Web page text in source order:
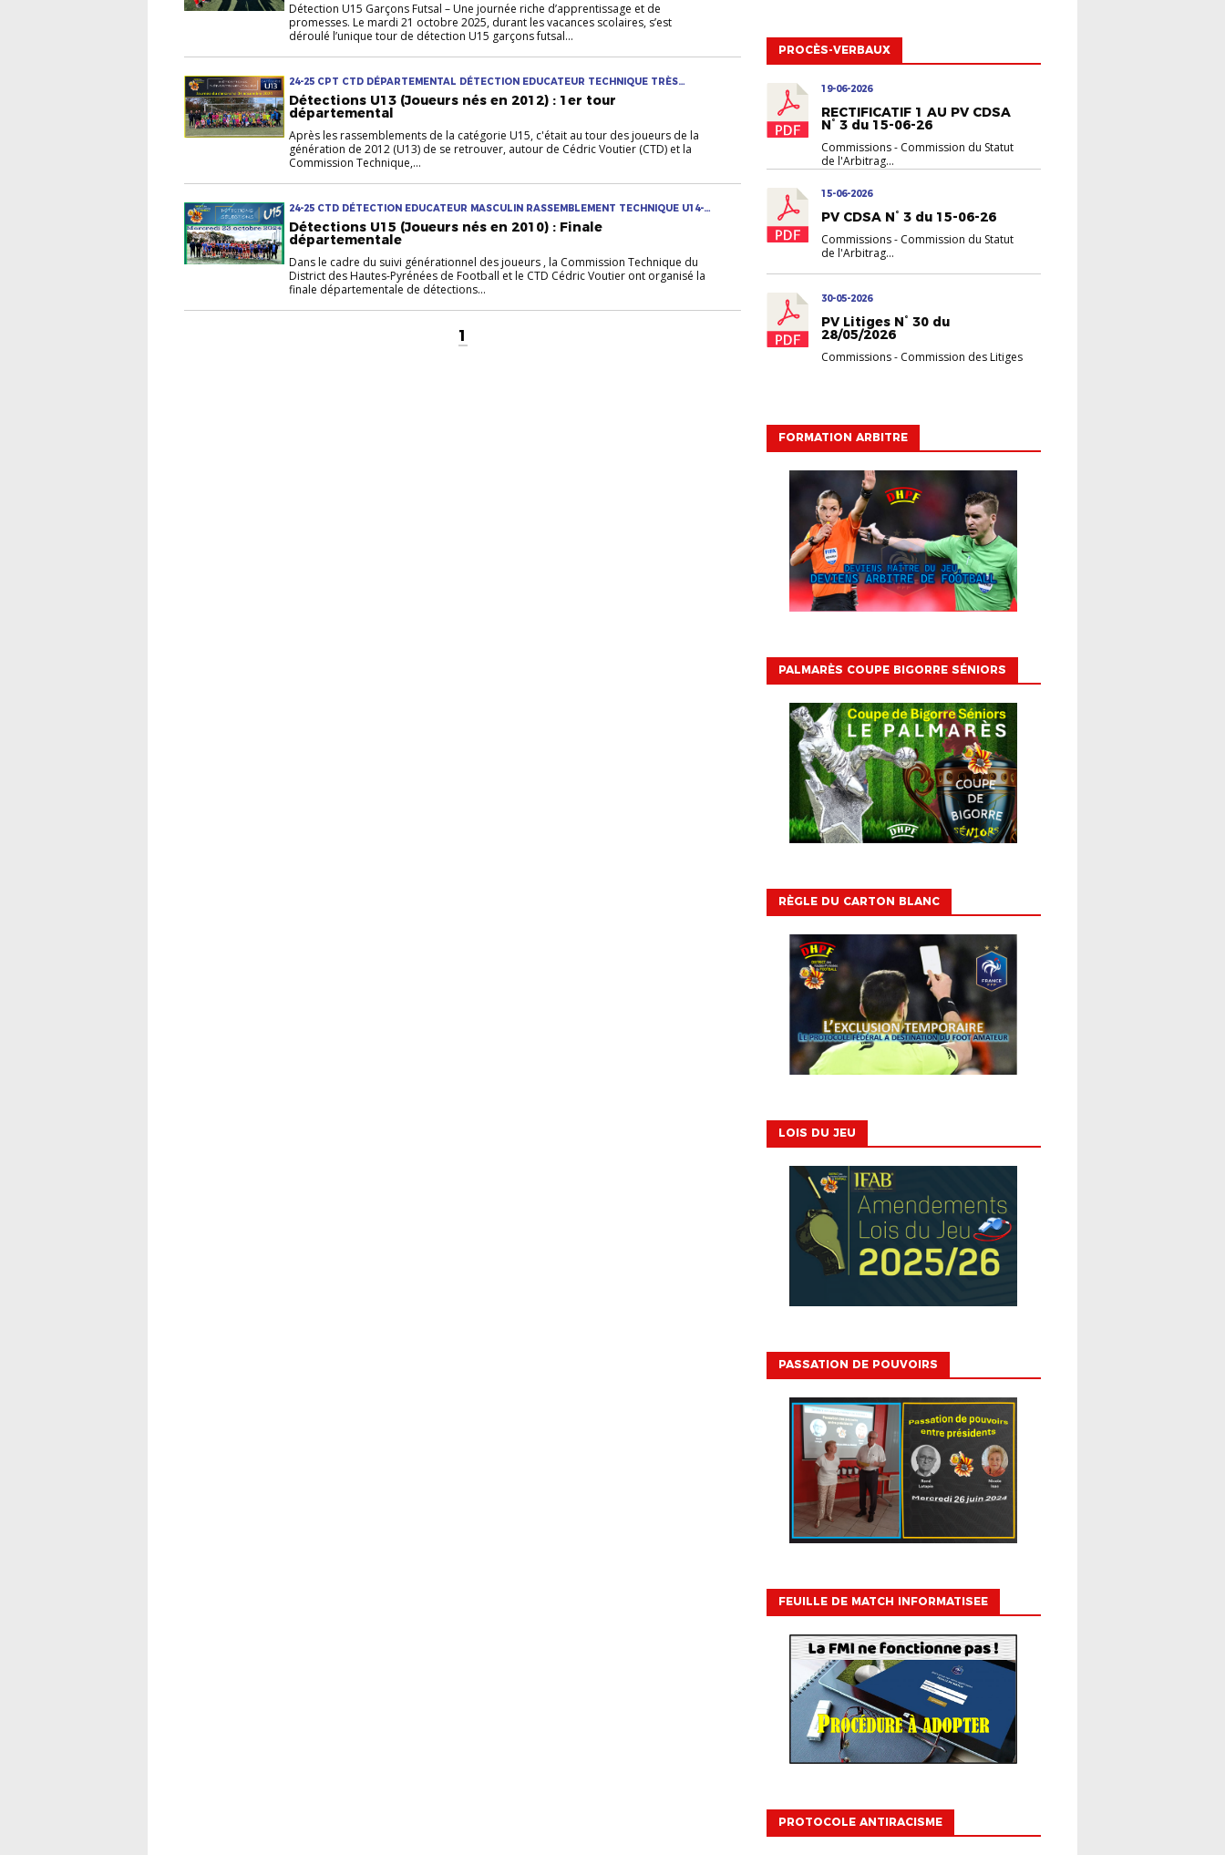
Détection U15 Garçons Futsal – Une journée riche d’apprentissage et de
promesses. Le mardi 21 octobre 2025, durant les vacances scolaires, s’est
déroulé l’unique tour de détection U15 garçons futsal...
24-25 CPT CTD DÉPARTEMENTAL DÉTECTION EDUCATEUR TECHNIQUE TRÈS
JEUNE U12-U13
Détections U13 (Joueurs nés en 2012) : 1er tour
départemental
Après les rassemblements de la catégorie U15, c'était au tour des joueurs de la
génération de 2012 (U13) de se retrouver, autour de Cédric Voutier (CTD) et la
Commission Technique,...
24-25 CTD DÉTECTION EDUCATEUR MASCULIN RASSEMBLEMENT TECHNIQUE U14-
U15
Détections U15 (Joueurs nés en 2010) : Finale
départementale
Dans le cadre du suivi générationnel des joueurs , la Commission Technique du
District des Hautes-Pyrénées de Football et le CTD Cédric Voutier ont organisé la
finale départementale de détections...
1
PROCÈS-VERBAUX
19-06-2026
RECTIFICATIF 1 AU PV CDSA
N° 3 du 15-06-26
Commissions- Commission du Statut
de l'Arbitrag...
15-06-2026
PV CDSA N° 3 du 15-06-26
Commissions- Commission du Statut
de l'Arbitrag...
30-05-2026
PV Litiges N° 30 du
28/05/2026
Commissions- Commission des Litiges
FORMATION ARBITRE
PALMARÈS COUPE BIGORRE SÉNIORS
RÈGLE DU CARTON BLANC
LOIS DU JEU
PASSATION DE POUVOIRS
FEUILLE DE MATCH INFORMATISEE
PROTOCOLE ANTIRACISME